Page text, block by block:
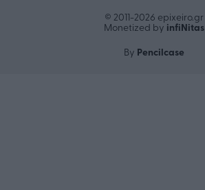
© 2011-2026 epixeiro.gr
Monetized by infiΝitas
By Pencilcase